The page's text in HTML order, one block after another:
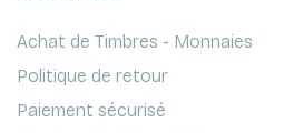
Achat de Timbres - Monnaies
Politique de retour
Paiement sécurisé